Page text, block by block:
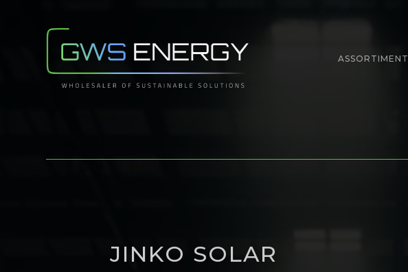
ASSORTIMENT
JINKO SOLAR